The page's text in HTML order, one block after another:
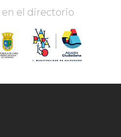
el directorio